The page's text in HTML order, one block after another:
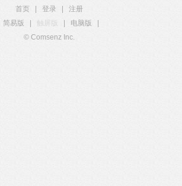
首页 登录
注册
简易版
触屏版 电脑版
© Comsenz Inc.